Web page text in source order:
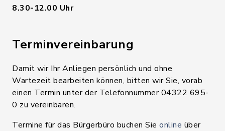
8.30-12.00 Uhr
Terminvereinbarung
Damit wir Ihr Anliegen persönlich und ohne
Wartezeit bearbeiten können, bitten wir Sie, vorab
einen Termin unter der Telefonnummer 04322 695-
0 zu vereinbaren.
Termine für das Bürgerbüro buchen Sie online über